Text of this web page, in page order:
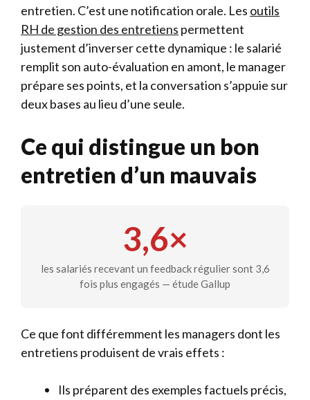
entretien. C’est une notification orale. Les outils
RH de gestion des entretiens permettent
justement d’inverser cette dynamique : le salarié
remplit son auto-évaluation en amont, le manager
prépare ses points, et la conversation s’appuie sur
deux bases au lieu d’une seule.
Ce qui distingue un bon
entretien d’un mauvais
3,6×
les salariés recevant un feedback régulier sont 3,6
fois plus engagés — étude Gallup
Ce que font différemment les managers dont les
entretiens produisent de vrais effets :
Ils préparent des exemples factuels précis,